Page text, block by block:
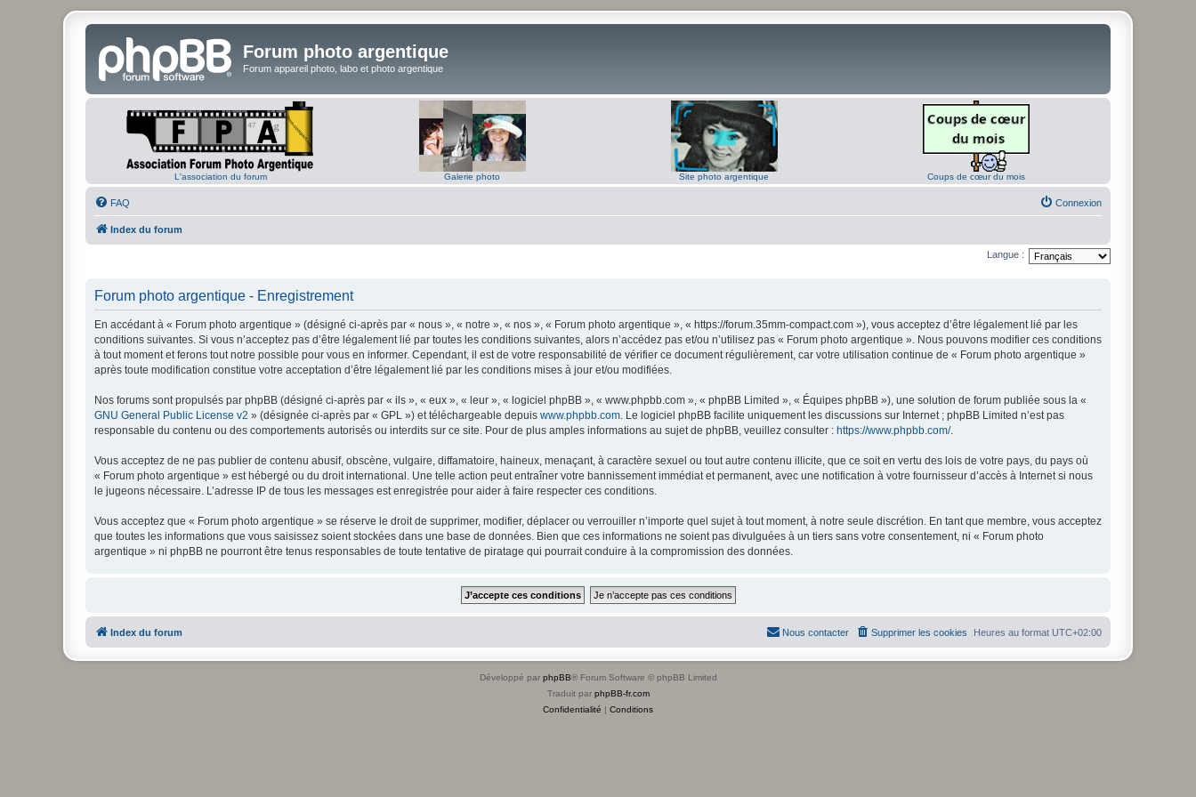
Forum photo argentique
Forum appareil photo, labo et photo argentique
L'association du forum Galerie photo Site photo argentique Coups de cœur du mois
FAQ Connexion
Index du forum
Langue :
Forum photo argentique - Enregistrement
En accédant à « Forum photo argentique » (désigné ci-après par « nous », « notre », « nos », « Forum photo argentique », « https://forum.35mm-compact.com »), vous acceptez d’être légalement lié par les
conditions suivantes. Si vous n’acceptez pas d’être légalement lié par toutes les conditions suivantes, alors n’accédez pas et/ou n’utilisez pas « Forum photo argentique ». Nous pouvons modifier ces conditions
à tout moment et ferons tout notre possible pour vous en informer. Cependant, il est de votre responsabilité de vérifier ce document régulièrement, car votre utilisation continue de « Forum photo argentique »
après toute modification constitue votre acceptation d’être légalement lié par les conditions mises à jour et/ou modifiées.
Nos forums sont propulsés par phpBB (désigné ci-après par « ils », « eux », « leur », « logiciel phpBB », « www.phpbb.com », « phpBB Limited », « Équipes phpBB »), une solution de forum publiée sous la «
GNU General Public License v2 » (désignée ci-après par « GPL ») et téléchargeable depuis www.phpbb.com. Le logiciel phpBB facilite uniquement les discussions sur Internet ; phpBB Limited n’est pas
responsable du contenu ou des comportements autorisés ou interdits sur ce site. Pour de plus amples informations au sujet de phpBB, veuillez consulter : https://www.phpbb.com/.
Vous acceptez de ne pas publier de contenu abusif, obscène, vulgaire, diffamatoire, haineux, menaçant, à caractère sexuel ou tout autre contenu illicite, que ce soit en vertu des lois de votre pays, du pays où
« Forum photo argentique » est hébergé ou du droit international. Une telle action peut entraîner votre bannissement immédiat et permanent, avec une notification à votre fournisseur d’accès à Internet si nous
le jugeons nécessaire. L’adresse IP de tous les messages est enregistrée pour aider à faire respecter ces conditions.
Vous acceptez que « Forum photo argentique » se réserve le droit de supprimer, modifier, déplacer ou verrouiller n’importe quel sujet à tout moment, à notre seule discrétion. En tant que membre, vous acceptez
que toutes les informations que vous saisissez soient stockées dans une base de données. Bien que ces informations ne soient pas divulguées à un tiers sans votre consentement, ni « Forum photo
argentique » ni phpBB ne pourront être tenus responsables de toute tentative de piratage qui pourrait conduire à la compromission des données.
Index du forum Heures au format UTC+02:00
Supprimer les cookies
Nous contacter
Développé par phpBB® Forum Software © phpBB Limited
Traduit par phpBB-fr.com
Confidentialité | Conditions